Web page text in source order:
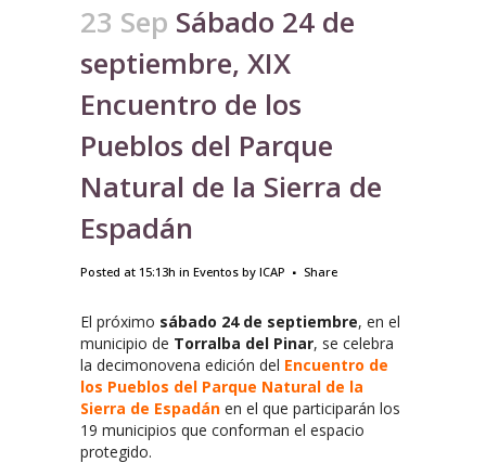
23 Sep Sábado 24 de
septiembre, XIX
Encuentro de los
Pueblos del Parque
Natural de la Sierra de
Espadán
Posted at 15:13h in Eventos by ICAP Share
El próximo sábado 24 de septiembre, en el
municipio de Torralba del Pinar, se celebra
la decimonovena edición del Encuentro de
los Pueblos del Parque Natural de la
Sierra de Espadán en el que participarán los
19 municipios que conforman el espacio
protegido.